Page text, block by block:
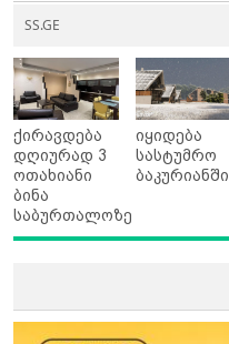
SS.GE
ქირავდება
დღიურად 3
ოთახიანი
ბინა
საბურთალოზე
იყიდება
სასტუმრო
ბაკურიანში